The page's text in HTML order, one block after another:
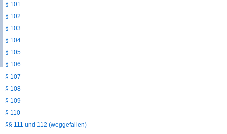
§ 101
§ 102
§ 103
§ 104
§ 105
§ 106
§ 107
§ 108
§ 109
§ 110
§§ 111 und 112 (weggefallen)